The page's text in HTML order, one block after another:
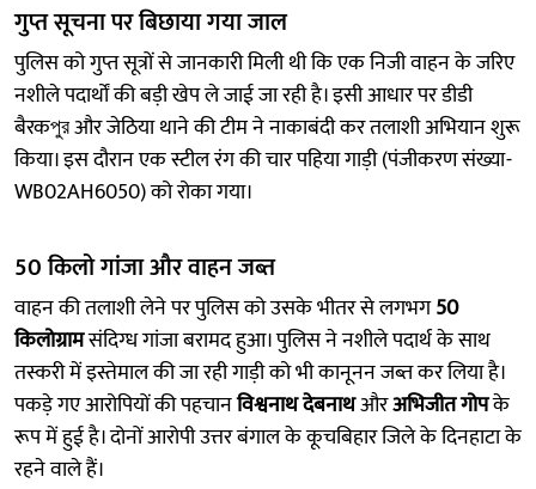
गुप्त सूचना पर बिछाया गया जाल
पुलिस को गुप्त सूत्रों से जानकारी मिली थी कि एक निजी वाहन के जरिए
नशीले पदार्थों की बड़ी खेप ले जाई जा रही है। इसी आधार पर डीडी
बैरकপুর और जेठिया थाने की टीम ने नाकाबंदी कर तलाशी अभियान शुरू
किया। इस दौरान एक स्टील रंग की चार पहिया गाड़ी (पंजीकरण संख्या-
WB02AH6050) को रोका गया।
50 किलो गांजा और वाहन जब्त
वाहन की तलाशी लेने पर पुलिस को उसके भीतर से लगभग50
किलोग्रामसंदिग्ध गांजा बरामद हुआ। पुलिस ने नशीले पदार्थ के साथ
तस्करी में इस्तेमाल की जा रही गाड़ी को भी कानूनन जब्त कर लिया है।
पकड़े गए आरोपियों की पहचानविश्वनाथ देबनाथऔरअभिजीत गोपके
रूप में हुई है। दोनों आरोपी उत्तर बंगाल के कूचबिहार जिले के दिनहाटा के
रहने वाले हैं।